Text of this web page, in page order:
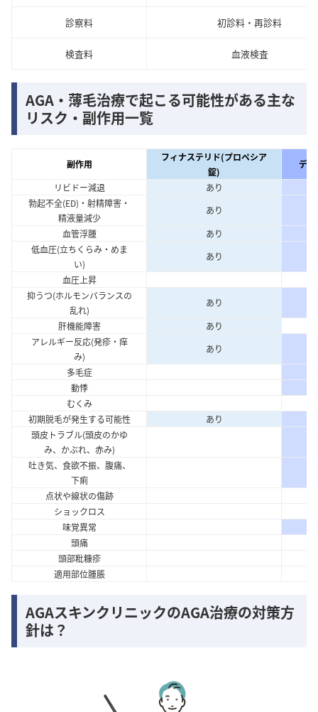
診察料 初診料・再診料
検査料 血液検査
AGA・薄毛治療で起こる可能性がある主な
リスク・副作用一覧
副作用
フィナステリド(プロペシア
錠)
デ
リビドー減退
あり
勃起不全(ED)・射精障害・
精液量減少
あり
血管浮腫
あり
低血圧(立ちくらみ・めま
い)
あり
血圧上昇
抑うつ(ホルモンバランスの
乱れ)
あり
肝機能障害
あり
アレルギー反応(発疹・痒
み)
あり
多毛症
動悸
むくみ
初期脱毛が発生する可能性
あり
頭皮トラブル(頭皮のかゆ
み、かぶれ、赤み)
吐き気、食欲不振、腹痛、
下痢
点状や線状の傷跡
ショックロス
味覚異常
頭痛
頭部粃糠疹
適用部位腫脹
AGAスキンクリニックのAGA治療の対策方
針は？